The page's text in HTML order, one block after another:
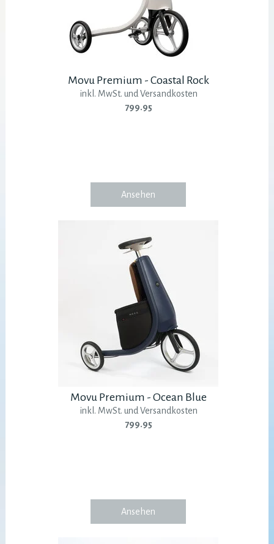
Movu Premium - Coastal Rock
inkl. MwSt. und Versandkosten
799.95
Ansehen
Movu Premium - Ocean Blue
inkl. MwSt. und Versandkosten
799.95
Ansehen